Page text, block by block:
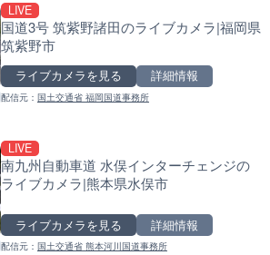
LIVE
国道3号 筑紫野諸田のライブカメラ|福岡県
筑紫野市
ライブカメラを見る 詳細情報
配信元： 国土交通省 福岡国道事務所
LIVE
南九州自動車道 水俣インターチェンジの
ライブカメラ|熊本県水俣市
ライブカメラを見る 詳細情報
配信元： 国土交通省 熊本河川国道事務所